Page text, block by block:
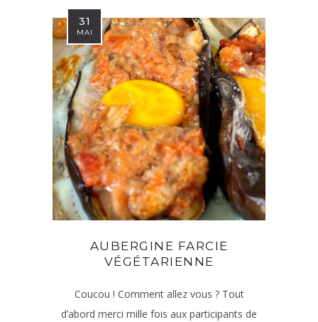
31
MAI
AUBERGINE FARCIE
VÉGÉTARIENNE
Coucou ! Comment allez vous ? Tout
d’abord merci mille fois aux participants de